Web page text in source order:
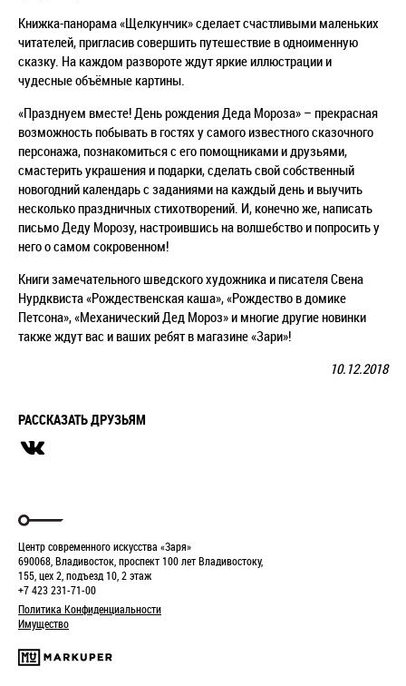
Книжка-панорама «Щелкунчик» сделает счастливыми маленьких
читателей, пригласив совершить путешествие в одноименную
сказку. На каждом развороте ждут яркие иллюстрации и
чудесные объёмные картины.
«Празднуем вместе! День рождения Деда Мороза» – прекрасная
возможность побывать в гостях у самого известного сказочного
персонажа, познакомиться с его помощниками и друзьями,
смастерить украшения и подарки, сделать свой собственный
новогодний календарь с заданиями на каждый день и выучить
несколько праздничных стихотворений. И, конечно же, написать
письмо Деду Морозу, настроившись на волшебство и попросить у
него о самом сокровенном!
Книги замечательного шведского художника и писателя Свена
Нурдквиста «Рождественская каша», «Рождество в домике
Петсона», «Механический Дед Мороз» и многие другие новинки
также ждут вас и ваших ребят в магазине «Зари»!
10.12.2018
РАССКАЗАТЬ ДРУЗЬЯМ
Центр современного искусства «Заря»
690068, Владивосток, проспект 100 лет Владивостоку,
155, цех 2, подъезд 10, 2 этаж
+7 423 231-71-00
Политика Конфиденциальности
Имущество